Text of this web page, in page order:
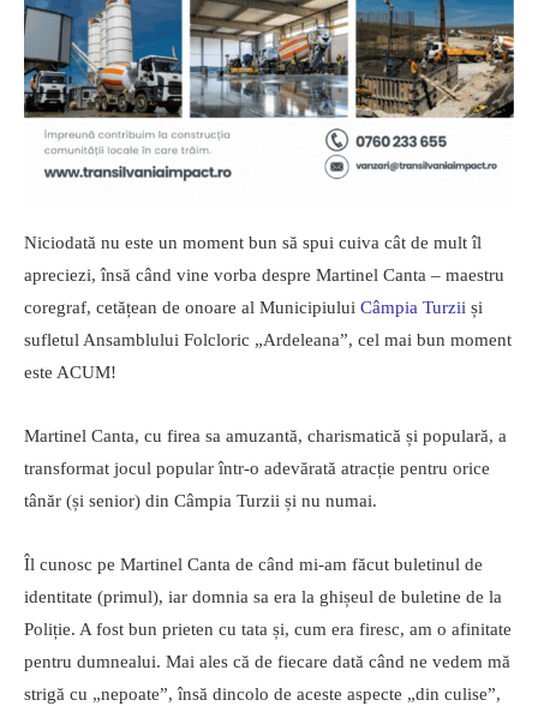
Niciodată nu este un moment bun să spui cuiva cât de mult îl
apreciezi, însă când vine vorba despre Martinel Canta – maestru
coregraf, cetățean de onoare al Municipiului Câmpia Turzii și
sufletul Ansamblului Folcloric „Ardeleana”, cel mai bun moment
este ACUM!
Martinel Canta, cu firea sa amuzantă, charismatică și populară, a
transformat jocul popular într-o adevărată atracție pentru orice
tânăr (și senior) din Câmpia Turzii și nu numai.
Îl cunosc pe Martinel Canta de când mi-am făcut buletinul de
identitate (primul), iar domnia sa era la ghișeul de buletine de la
Poliție. A fost bun prieten cu tata și, cum era firesc, am o afinitate
pentru dumnealui. Mai ales că de fiecare dată când ne vedem mă
strigă cu „nepoate”, însă dincolo de aceste aspecte „din culise”,